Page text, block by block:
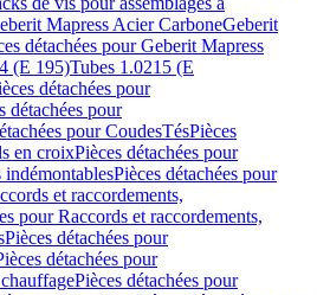
Mapress Acier CarboneGeberit
détachées pour Geberit Mapress
(E 195)Tubes 1.0215 (E
détachées pour
détachées pour
pour CoudesTésPièces
en croixPièces détachées pour
indémontablesPièces détachées pour
et raccordements,
pour Raccords et raccordements,
Pièces détachées pour
détachées pour
Pièces détachées pour